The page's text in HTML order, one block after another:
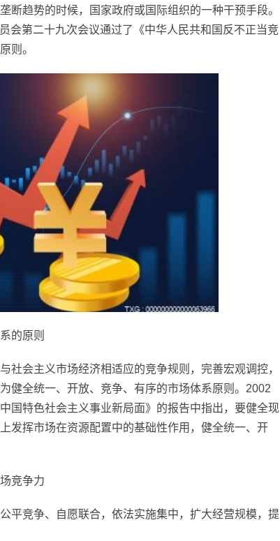
断趋势的时候， 国家政府或国际组织的一种干预手段。
会第二十九次会议通过了《中华人民共和国 反不正当竞
则。
的原则
社会主义市场经济相适应的竞争规则，完善宏观调控，
健全统一、开放、竞争、有序的市场体系原则。2002
中国特色社会主义事业新局面》的报告中指出，要健全现
发挥市场在资源配置中的基础性作用，健全统一、开
竞争力
平竞争、自愿联合，依法实施集中，扩大经营规模，提